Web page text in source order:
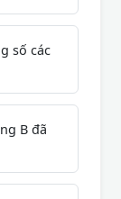
số các
B đã